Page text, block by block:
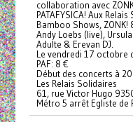
collaboration avec
PATAFYSICA! Aux
Bamboo Shows,
Andy Loebs (live),
Adulte & Erevan DJ.
Le vendredi 17 octobre
PAF: 8 €
Début des concerts à
Les Relais Solidaires
61, rue Victor Hugo
Métro 5 arrêt Egliste de